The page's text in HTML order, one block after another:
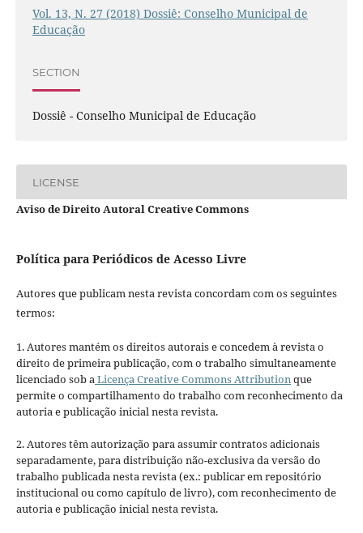
Vol. 13, N. 27 (2018) Dossiê: Conselho Municipal de
Educação
SECTION
Dossiê - Conselho Municipal de Educação
LICENSE
Aviso de Direito Autoral Creative Commons
Política para Periódicos de Acesso Livre
Autores que publicam nesta revista concordam com os seguintes
termos:
1. Autores mantém os direitos autorais e concedem à revista o
direito de primeira publicação, com o trabalho simultaneamente
licenciado sob aLicença Creative Commons Attributionque
permite o compartilhamento do trabalho com reconhecimento da
autoria e publicação inicial nesta revista.
2. Autores têm autorização para assumir contratos adicionais
separadamente, para distribuição não-exclusiva da versão do
trabalho publicada nesta revista (ex.: publicar em repositório
institucional ou como capítulo de livro), com reconhecimento de
autoria e publicação inicial nesta revista.